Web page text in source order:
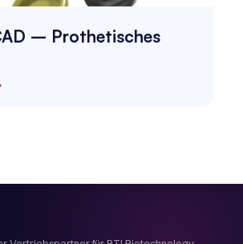
– Prothetisches